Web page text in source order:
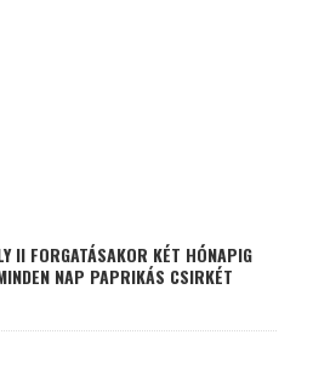
II FORGATÁSAKOR KÉT HÓNAPIG
NAP PAPRIKÁS CSIRKÉT